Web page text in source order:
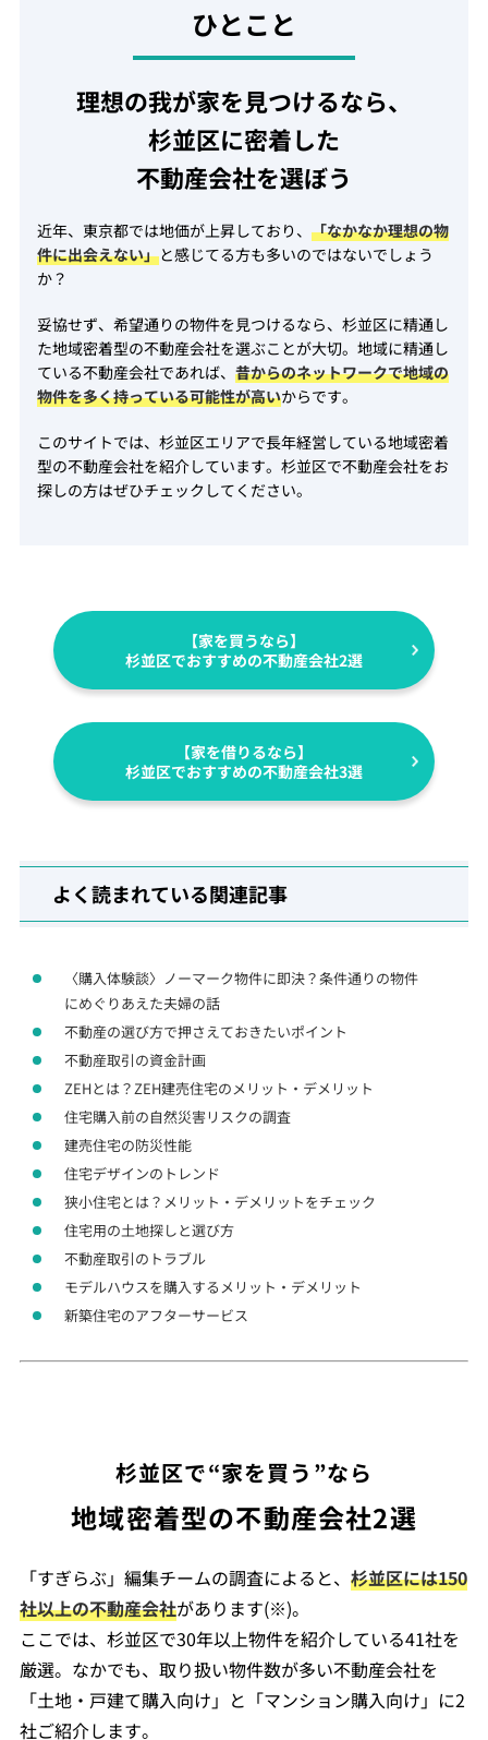
ひとこと
理想の我が家を見つけるなら、
杉並区に密着した
不動産会社を選ぼう
近年、東京都では地価が上昇しており、「なかなか理想の物
件に出会えない」と感じてる方も多いのではないでしょう
か？
妥協せず、希望通りの物件を見つけるなら、杉並区に精通し
た地域密着型の不動産会社を選ぶことが大切。地域に精通し
ている不動産会社であれば、昔からのネットワークで地域の
物件を多く持っている可能性が高いからです。
このサイトでは、杉並区エリアで長年経営している地域密着
型の不動産会社を紹介しています。杉並区で不動産会社をお
探しの方はぜひチェックしてください。
【家を買うなら】
杉並区でおすすめの不動産会社2選
【家を借りるなら】
杉並区でおすすめの不動産会社3選
よく読まれている関連記事
〈購入体験談〉ノーマーク物件に即決？条件通りの物件
にめぐりあえた夫婦の話
不動産の選び方で押さえておきたいポイント
不動産取引の資金計画
ZEHとは？ZEH建売住宅のメリット・デメリット
住宅購入前の自然災害リスクの調査
建売住宅の防災性能
住宅デザインのトレンド
狭小住宅とは？メリット・デメリットをチェック
住宅用の土地探しと選び方
不動産取引のトラブル
モデルハウスを購入するメリット・デメリット
新築住宅のアフターサービス
杉並区で“家を買う”なら
地域密着型の不動産会社2選
「すぎらぶ」編集チームの調査によると、 杉並区には150
社以上の不動産会社があります(※)。
ここでは、杉並区で30年以上物件を紹介している41社を
厳選。なかでも、取り扱い物件数が多い不動産会社を
「土地・戸建て購入向け」と「マンション購入向け」に2
社ご紹介します。